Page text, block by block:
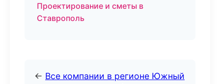
Проектирование и сметы в
Ставрополь
← Все компании в регионе Южный